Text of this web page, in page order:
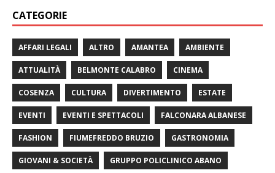
CATEGORIE
AFFARI LEGALI ALTRO AMANTEA AMBIENTE
ATTUALITÀ BELMONTE CALABRO CINEMA
COSENZA CULTURA DIVERTIMENTO ESTATE
EVENTI EVENTI E SPETTACOLI FALCONARA ALBANESE
FASHION FIUMEFREDDO BRUZIO GASTRONOMIA
GIOVANI & SOCIETÀ GRUPPO POLICLINICO ABANO